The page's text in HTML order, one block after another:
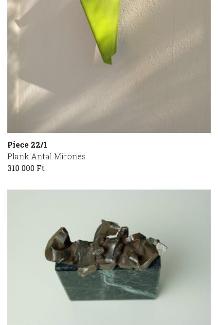
Piece 22/1
Plank Antal Mirones
310 000 Ft